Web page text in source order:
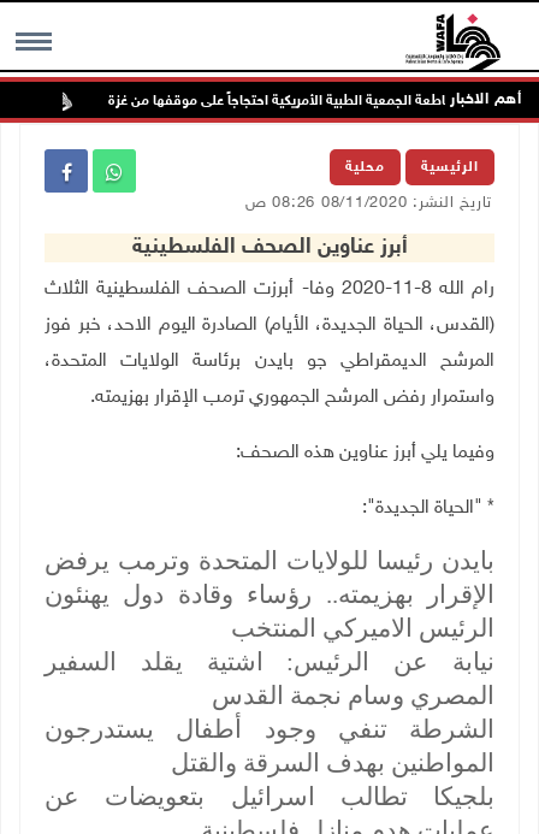
MENU أهم الاخبارلمقاطعة الجمعية الطبية الأمريكية احتجاجاً على موقفها من غزة
الرئيسية محلية
تاريخ النشر: 08/11/2020 08:26 ص
أبرز عناوين الصحف الفلسطينية
رام الله 8-11-2020 وفا- أبرزت الصحف الفلسطينية الثلاث
(القدس، الحياة الجديدة، الأيام) الصادرة اليوم الاحد، خبر فوز
المرشح الديمقراطي جو بايدن برئاسة الولايات المتحدة،
واستمرار رفض المرشح الجمهوري ترمب الإقرار بهزيمته.
وفيما يلي أبرز عناوين هذه الصحف:
* "الحياة الجديدة":
بايدن رئيسا للولايات المتحدة وترمب يرفض
الإقرار بهزيمته.. رؤساء وقادة دول يهنئون
الرئيس الاميركي المنتخب
نيابة عن الرئيس: اشتية يقلد السفير
المصري وسام نجمة القدس
الشرطة تنفي وجود أطفال يستدرجون
المواطنين بهدف السرقة والقتل
بلجيكا تطالب اسرائيل بتعويضات عن